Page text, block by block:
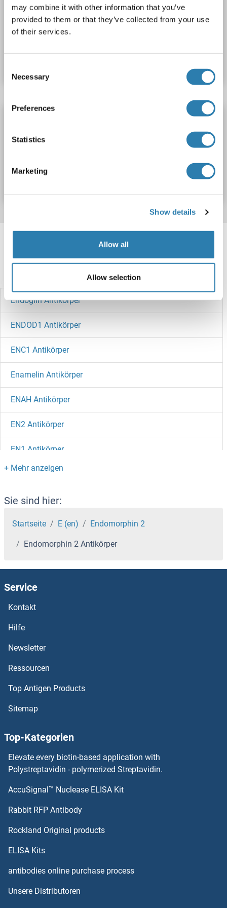
may combine it with other information that you’ve
provided to them or that they’ve collected from your use
of their services.
Selection
Necessary
Preferences
Statistics
Marketing
Show details
Allow all
Allow selection
EIA, RIA unconjugated
Target information, Synonyms, Latest
Haben Sie etwas anderes gesucht?
Endoglin Antikörper
ENDOD1 Antikörper
ENC1 Antikörper
Enamelin Antikörper
ENAH Antikörper
EN2 Antikörper
EN1 Antikörper
EMX2 Antikörper
EMX1 Antikörper
EMSY Antikörper
EMR4 Antikörper
EMP3 Antikörper
EML5 Antikörper
EML4 Antikörper
EMILIN2 Antikörper
Endonuclease V Antikörper
Endoribonuclease Dcr-1 Antikörper
Endothelin Antikörper
Sie sind hier:
Startseite E (en) Endomorphin 2
Endomorphin 2 Antikörper
Service
Kontakt
Hilfe
Newsletter
Ressourcen
Top Antigen Products
Sitemap
Top-Kategorien
Elevate every biotin-based application with
Polystreptavidin - polymerized Streptavidin.
AccuSignal™ Nuclease ELISA Kit
Rabbit RFP Antibody
Rockland Original products
ELISA Kits
antibodies online purchase process
Unsere Distributoren